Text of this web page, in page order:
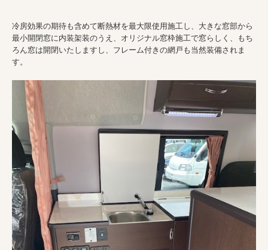
冷房効果の期待も含めて断熱材を最大限使用施工し、大きな窓部から
最小開閉窓に内装架装のうえ、オリジナル窓枠施工で窓らしく、もち
ろん窓は開閉いたしますし、フレーム付きの網戸も当然装備されま
す。